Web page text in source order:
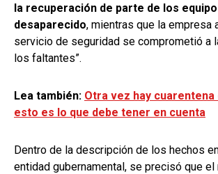
la recuperación de parte de los
desaparecido, mientras que la empresa
servicio de seguridad se comprometió a
los faltantes”.
Lea también: Otra vez hay cuarentena
esto es lo que debe tener en cuenta
Dentro de la descripción de los hechos
entidad gubernamental, se precisó que